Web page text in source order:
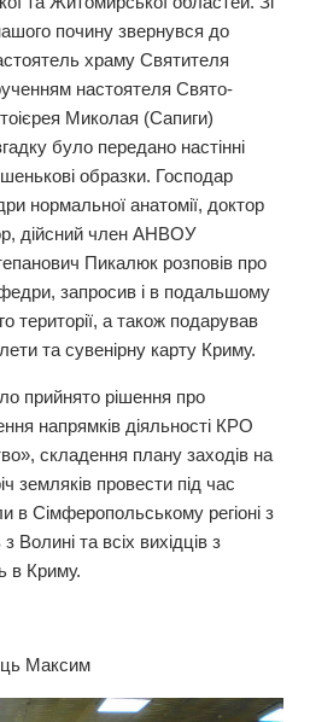
почину звернувся до
храму Святителя
настоятеля Свято-
Миколая (Сапиги)
було передано настінні
образки. Господар
нормальної анатомії, доктор
дійсний член АНВОУ
Пикалюк розповів про
запросив і в подальшому
території, а також подарував
та сувенірну карту Криму.
прийнято рішення про
напрямків діяльності КРО
складення плану заходів на
земляків провести під час
в Сімферопольському регіоні з
Волині та всіх вихідців з
в Криму.
Максим